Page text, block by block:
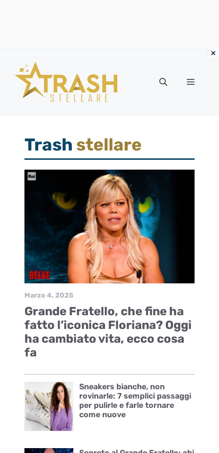
contenuto
Menu
Trash stellare
Marzo 4, 2025
Grande Fratello, che fine ha
fatto l’iconica Floriana? Oggi
ha cambiato vita, ecco cosa
fa
Sneakers bianche, non
rovinarle: 7 semplici passaggi
per pulirle e farle tornare
come nuove